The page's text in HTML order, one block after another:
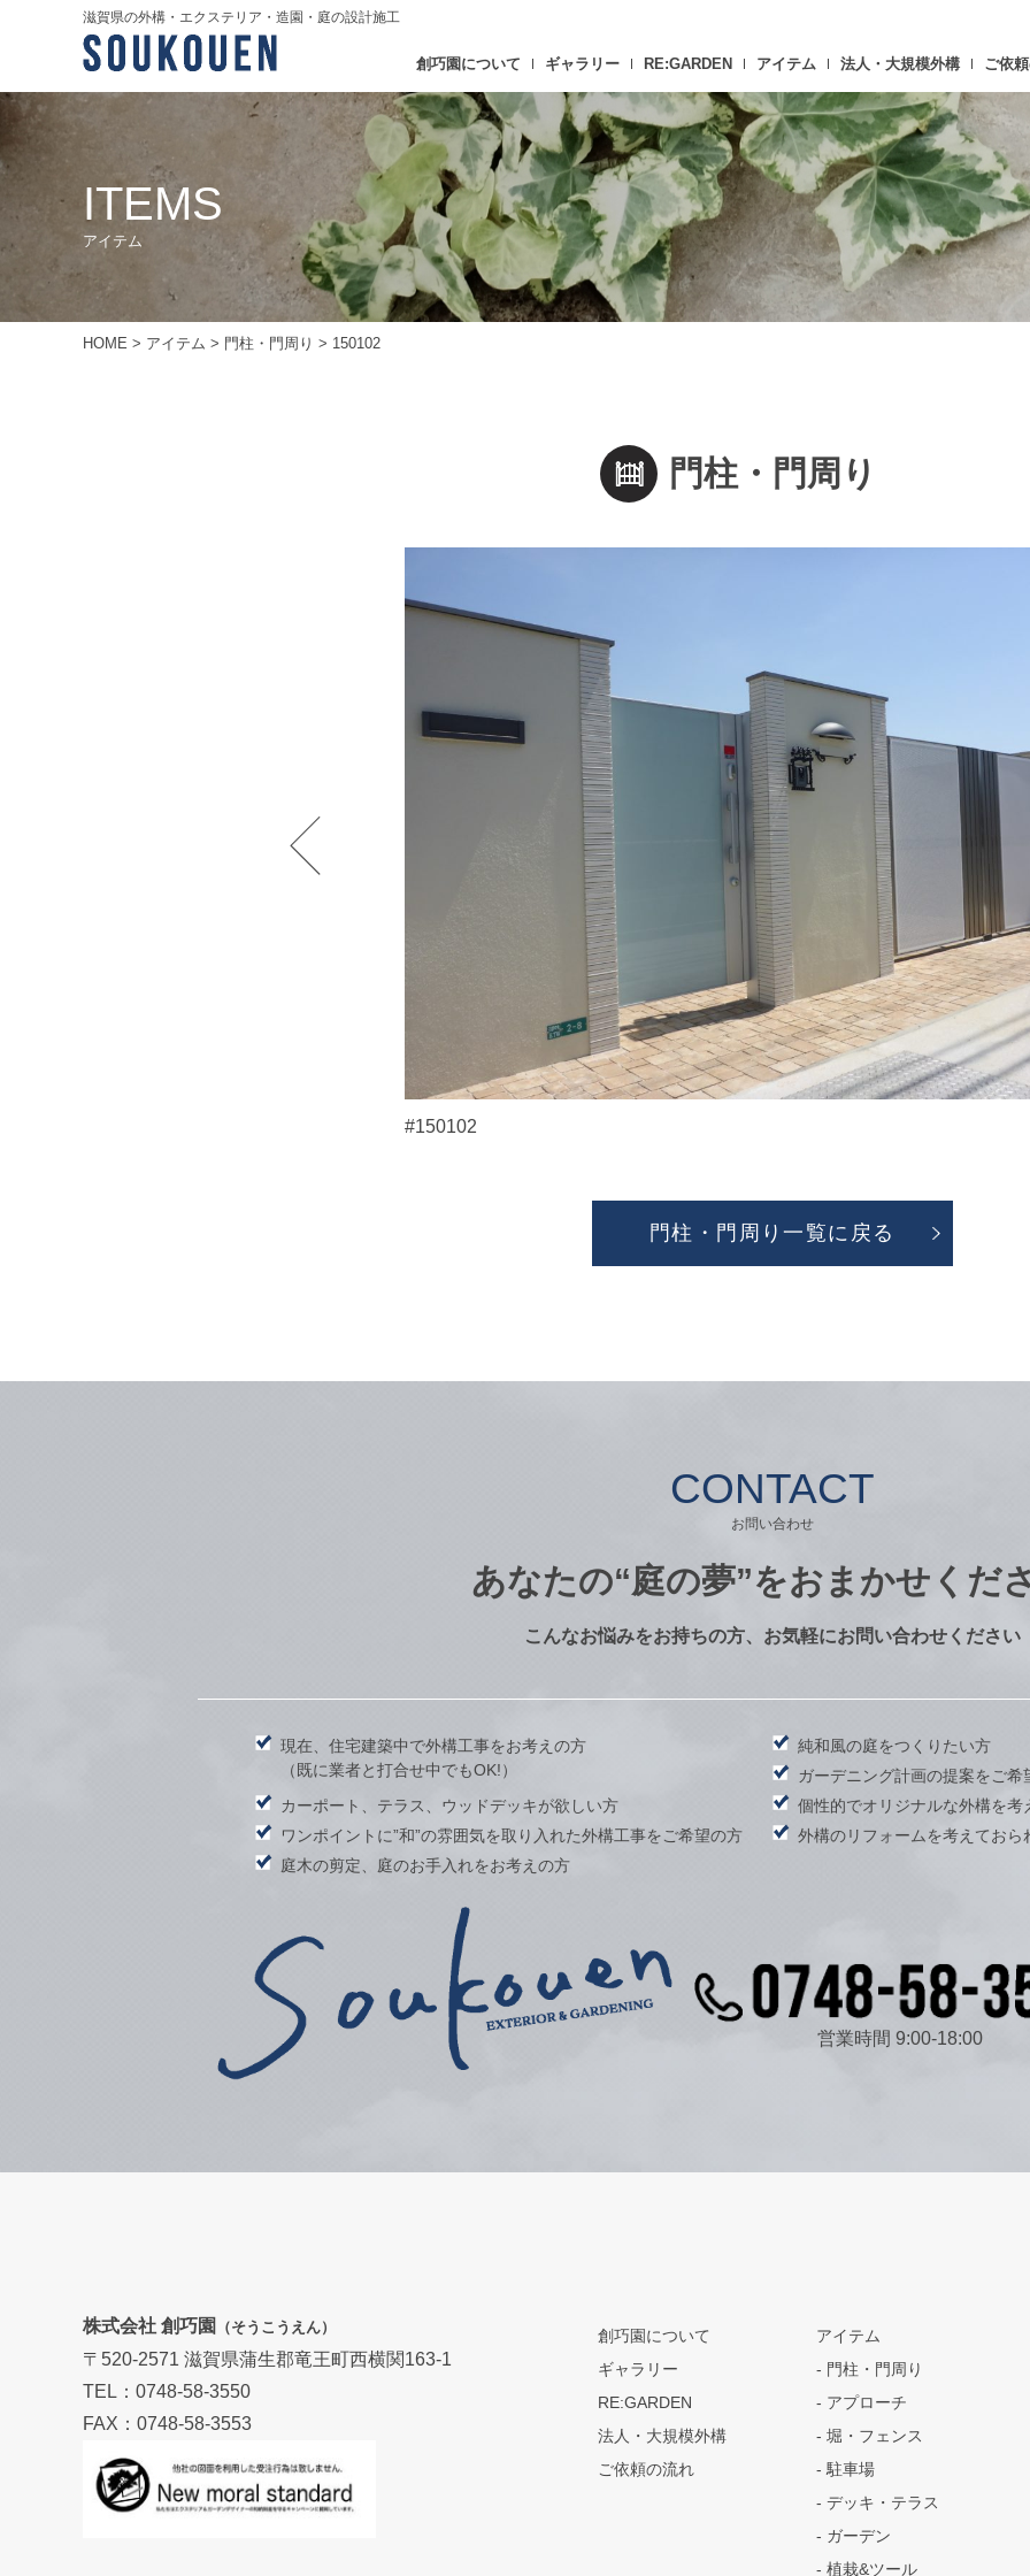
滋賀県の外構・エクステリア・造園・庭の設計施工
創巧園について ギャラリー RE:GARDEN アイテム 法人・大規模外構 ご依
ITEMS
アイテム
HOME > アイテム > 門柱・門周り > 150102
門柱・門周り
#150102
門柱・門周り一覧に戻る
CONTACT
お問い合わせ
あなたの“庭の夢”をおまかせくだ
こんなお悩みをお持ちの方、お気軽にお問い合わせください
現在、住宅建築中で外構工事をお考えの方
（既に業者と打合せ中でもOK!）
純和風の庭をつくりたい方
ガーデニング計画の提案をご希
カーポート、テラス、ウッドデッキが欲しい方
個性的でオリジナルな外構を考
ワンポイントに”和”の雰囲気を取り入れた外構工事をご希望の方
外構のリフォームを考えておら
庭木の剪定、庭のお手入れをお考えの方
営業時間 9:00-18:00
株式会社 創巧園 （そうこうえん）
〒520-2571 滋賀県蒲生郡竜王町西横関163-1
TEL：0748-58-3550
FAX：0748-58-3553
創巧園について
ギャラリー
RE:GARDEN
法人・大規模外構
ご依頼の流れ
アイテム
門柱・門周り
アプローチ
堀・フェンス
駐車場
デッキ・テラス
ガーデン
植栽&ツール